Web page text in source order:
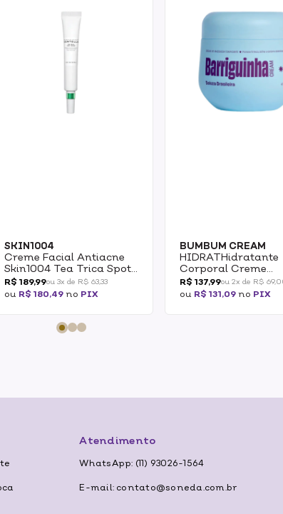
SKIN1004
Creme Facial Antiacne
Skin1004 Tea Trica Spot
Cream 20ml
R$ 189,99ou 3x de R$ 63,33
ou R$ 180,49no PIX
BUMBUM CREAM
HIDRATHidratante
Corporal Creme
Barriguinha Cream
Redutor E Firmador
R$ 137,99ou 2x de R$
ou R$ 131,09 no PIX
Atendimento
WhatsApp: (11) 93026-1564
E-mail: contato@soneda.com.br